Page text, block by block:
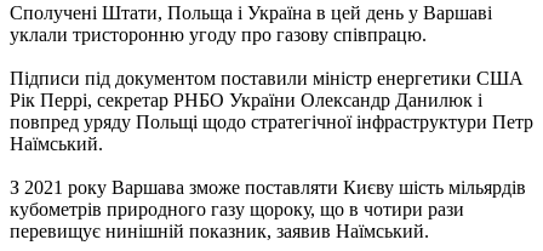
Сполучені Штати, Польща і Україна в цей день у Варшаві
уклали тристоронню угоду про газову співпрацю.
Підписи під документом поставили міністр енергетики США
Рік Перрі, секретар РНБО України Олександр Данилюк і
повпред уряду Польщі щодо стратегічної інфраструктури Петр
Наїмський.
З 2021 року Варшава зможе поставляти Києву шість мільярдів
кубометрів природного газу щороку, що в чотири рази
перевищує нинішній показник, заявив Наїмський.